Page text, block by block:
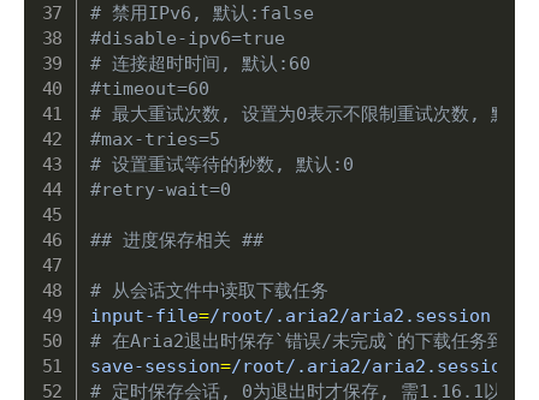
# 禁用IPv6, 默认:false
#disable-ipv6=true
# 连接超时时间, 默认:60
#timeout=60
# 最大重试次数, 设置为0表示不限制重试次数, 默认
#max-tries=5
# 设置重试等待的秒数, 默认:0
#retry-wait=0
## 进度保存相关 ##
# 从会话文件中读取下载任务
input-file=
# 在Aria2退出时保存`错误/未完成`的下载任务到会
save-session=
# 定时保存会话, 0为退出时才保存, 需1.16.1以上